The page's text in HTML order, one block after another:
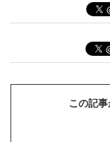
この記